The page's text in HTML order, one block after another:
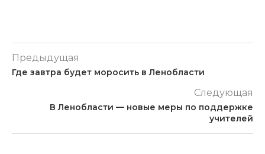
Предыдущая
Где завтра будет моросить в Ленобласти
Следующая
В Ленобласти — новые меры по поддержке
учителей